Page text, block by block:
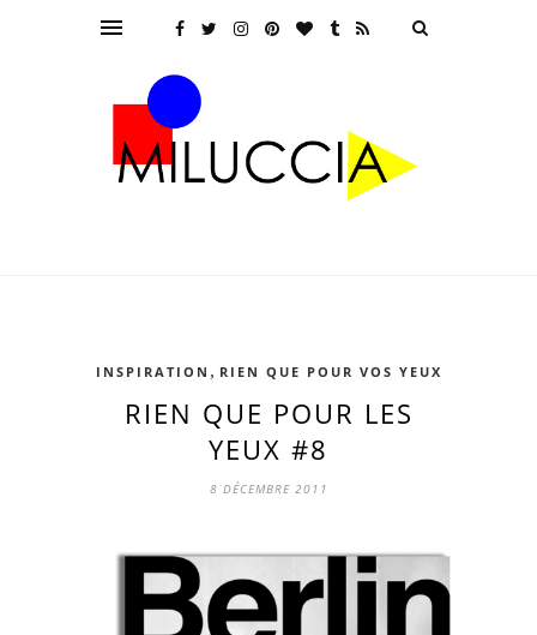
INSPIRATION , RIEN QUE POUR VOS YEUX
RIEN QUE POUR LES
YEUX #8
8 DÉCEMBRE 2011